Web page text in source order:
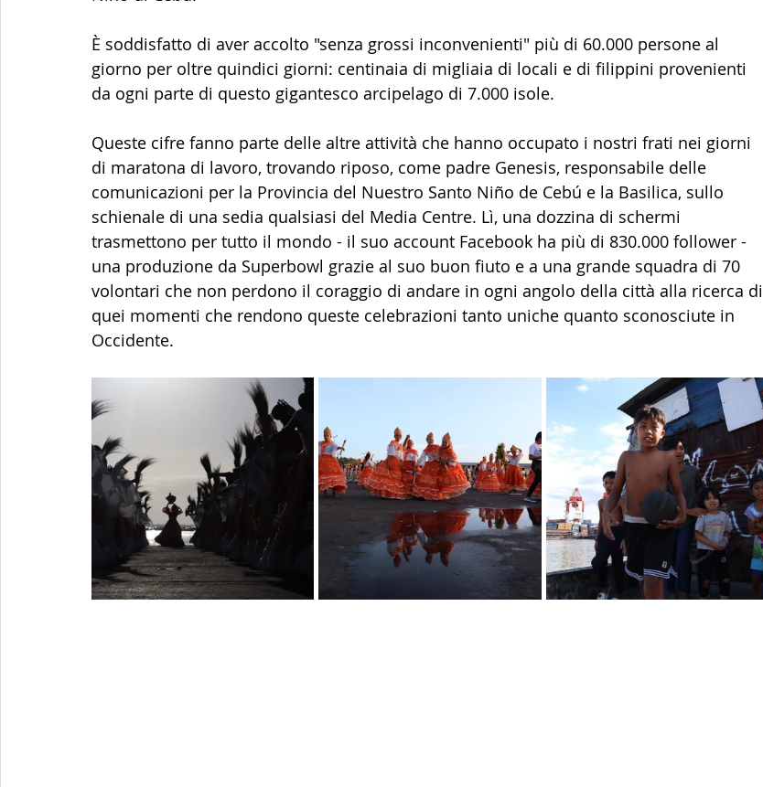
È soddisfatto di aver accolto "senza grossi inconvenienti" più di 60.000 persone al
giorno per oltre quindici giorni: centinaia di migliaia di locali e di filippini provenienti
da ogni parte di questo gigantesco arcipelago di 7.000 isole.
Queste cifre fanno parte delle altre attività che hanno occupato i nostri frati nei giorni
di maratona di lavoro, trovando riposo, come padre Genesis, responsabile delle
comunicazioni per la Provincia del Nuestro Santo Niño de Cebú e la Basilica, sullo
schienale di una sedia qualsiasi del Media Centre. Lì, una dozzina di schermi
trasmettono per tutto il mondo - il suo account Facebook ha più di 830.000 follower -
una produzione da Superbowl grazie al suo buon fiuto e a una grande squadra di 70
volontari che non perdono il coraggio di andare in ogni angolo della città alla ricerca di
quei momenti che rendono queste celebrazioni tanto uniche quanto sconosciute in
Occidente.